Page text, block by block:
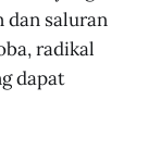
dan saluran
radikal
dapat